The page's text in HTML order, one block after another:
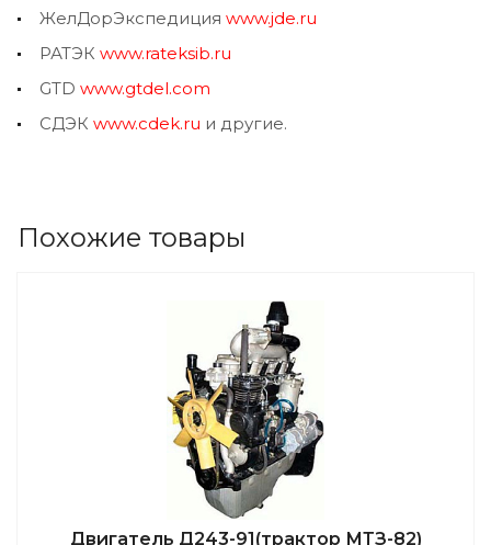
ЖелДорЭкспедиция www.jde.ru
РАТЭК www.rateksib.ru
GTD www.gtdel.com
СДЭК www.cdek.ru и другие.
Похожие товары
Двигатель Д243-91(трактор МТЗ-82)